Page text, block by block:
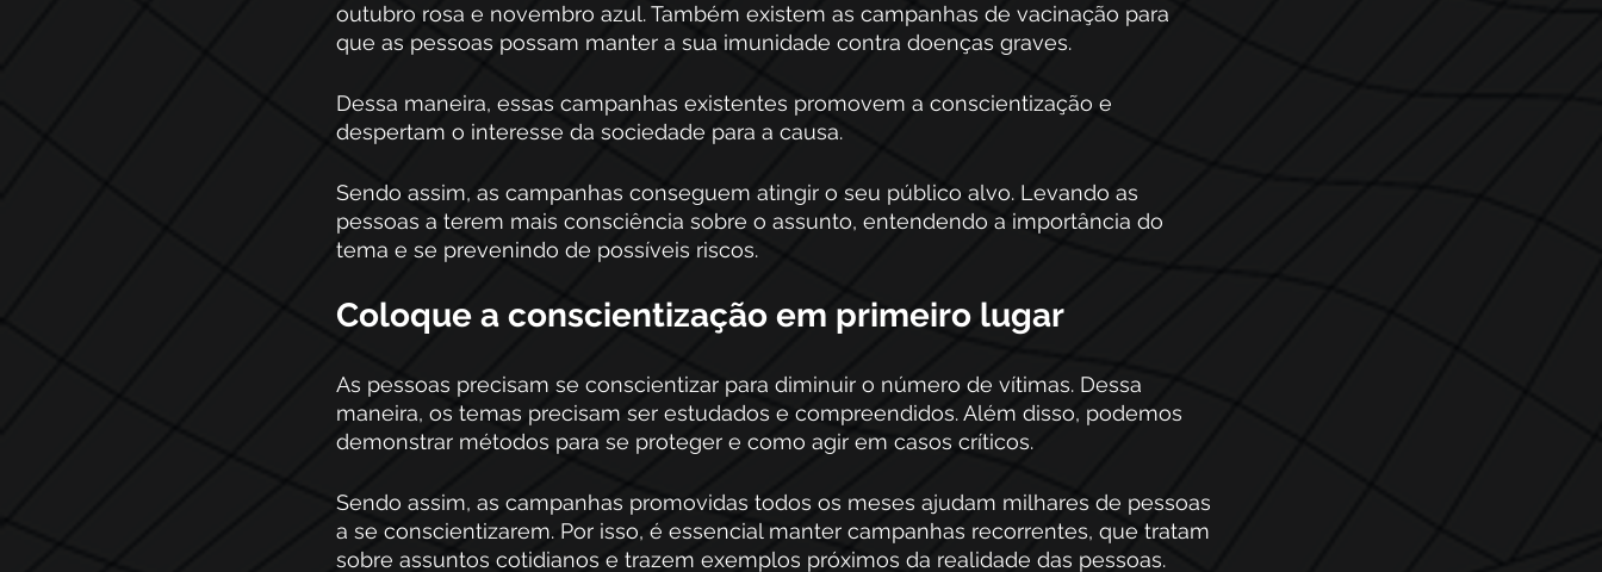
outubro rosa e novembro azul. Também existem as campanhas de vacinação para
que as pessoas possam manter a sua imunidade contra doenças graves.
Dessa maneira, essas campanhas existentes promovem a conscientização e
despertam o interesse da sociedade para a causa.
Sendo assim, as campanhas conseguem atingir o seu público alvo. Levando as
pessoas a terem mais consciência sobre o assunto, entendendo a importância do
tema e se prevenindo de possíveis riscos.
Coloque a conscientização em primeiro lugar
As pessoas precisam se conscientizar para diminuir o número de vítimas. Dessa
maneira, os temas precisam ser estudados e compreendidos. Além disso, podemos
demonstrar métodos para se proteger e como agir em casos críticos.
Sendo assim, as campanhas promovidas todos os meses ajudam milhares de pessoas
a se conscientizarem. Por isso, é essencial manter campanhas recorrentes, que tratam
sobre assuntos cotidianos e trazem exemplos próximos da realidade das pessoas.